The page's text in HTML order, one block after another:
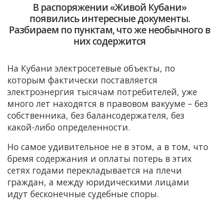
В распоряжении «Живой Кубани»
появились интересные документы.
Разбираем по пунктам, что же необычного в
них содержится
На Кубани электросетевые объекты, по
которым фактически поставляется
электроэнергия тысячам потребителей, уже
много лет находятся в правовом вакууме – без
собственника, без балансодержателя, без
какой-либо определенности.
Но самое удивительное не в этом, а в том, что
бремя содержания и оплаты потерь в этих
сетях годами перекладывается на плечи
граждан, а между юридическими лицами
идут бесконечные судебные споры.